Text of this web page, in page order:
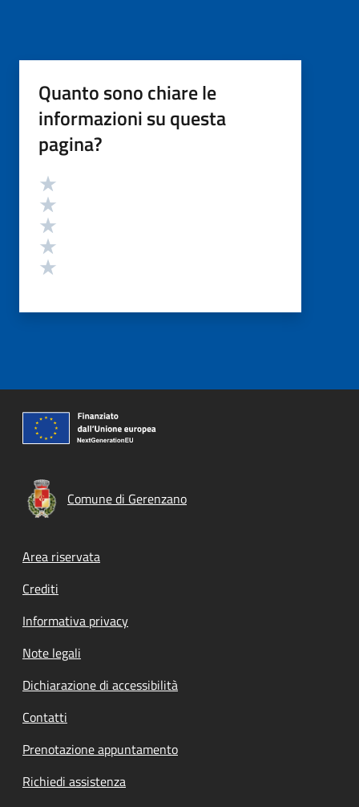
Quanto sono chiare le
informazioni su questa
pagina?
Valutazione
Comune di Gerenzano
Footer menu
Area riservata
Crediti
Informativa privacy
Note legali
Dichiarazione di accessibilità
Contatti
Prenotazione appuntamento
Richiedi assistenza